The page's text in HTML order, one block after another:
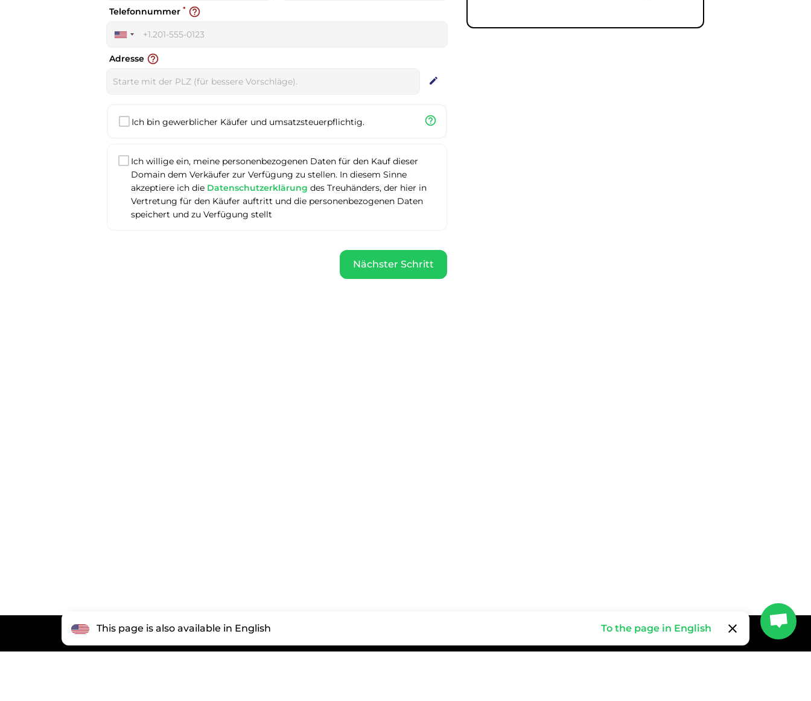
United
+1
Telefonnummer * help_outline
Adresse help_outline
edit
Ich bin gewerblicher Käufer und umsatzsteuerpflichtig. help_outline
Ich willige ein, meine personenbezogenen Daten für den Kauf dieser
Domain dem Verkäufer zur Verfügung zu stellen. In diesem Sinne
akzeptiere ich die Datenschutzerklärung des Treuhänders, der hier in
Vertretung für den Käufer auftritt und die personenbezogenen Daten
speichert und zu Verfügung stellt
Nächster Schritt
This page is also available in English To the page in English clear